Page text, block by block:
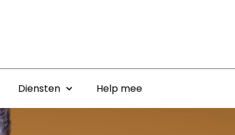
Diensten Help mee